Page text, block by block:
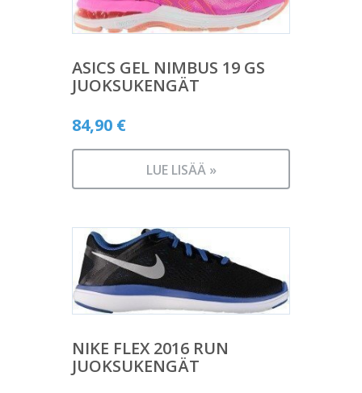
ASICS GEL NIMBUS 19 GS
JUOKSUKENGÄT
84,90 €
LUE LISÄÄ »
NIKE FLEX 2016 RUN
JUOKSUKENGÄT